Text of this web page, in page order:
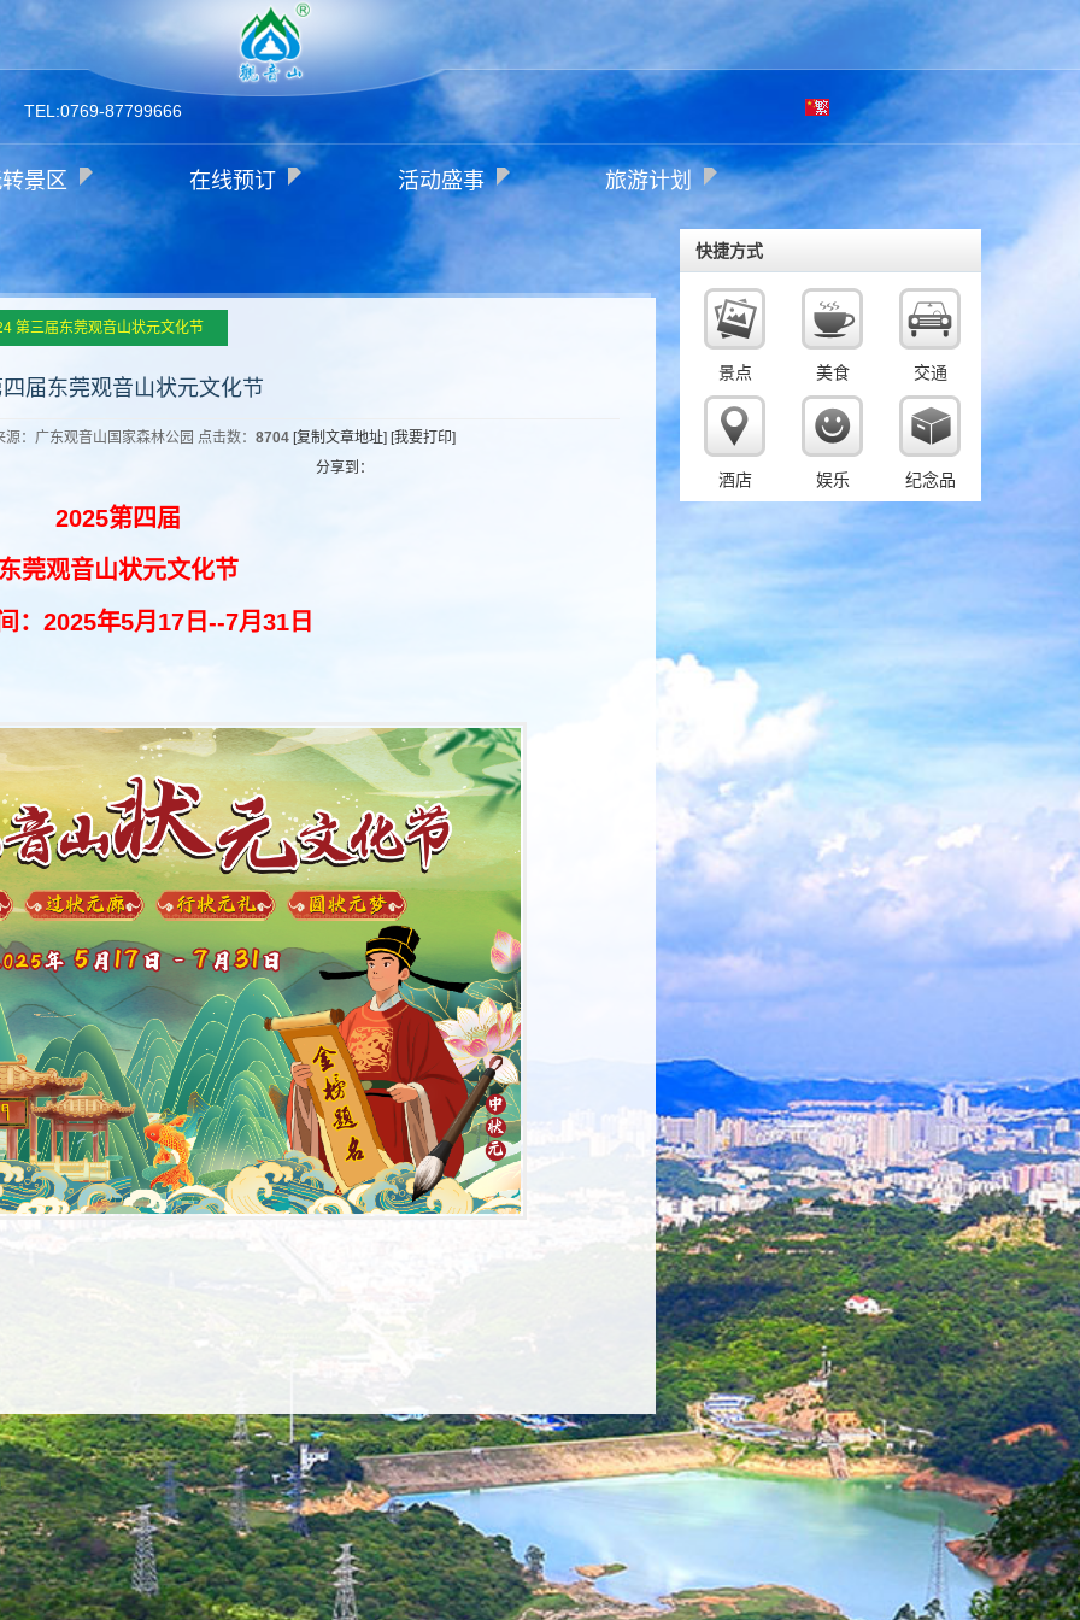
繁
体
TEL:0769-87799666
景区 在线预订 活动盛事 旅游计划
第三届东莞观音山状元文化节
四届东莞观音山状元文化节
：广东观音山国家森林公园 点击数： 8704 [复制文章地址] [我要打印]
分享到：
2025第四届
莞观音山状元文化节
：2025年5月17日--7月31日
快捷方式
景点 美食 交通
酒店 娱乐 纪念品